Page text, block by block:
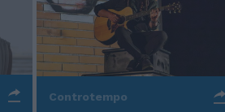
Controtempo